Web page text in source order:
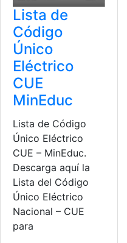
Lista de
Código
Único
Eléctrico
CUE
MinEduc
Lista de Código
Único Eléctrico
CUE – MinEduc.
Descarga aquí la
Lista del Código
Único Eléctrico
Nacional – CUE
para